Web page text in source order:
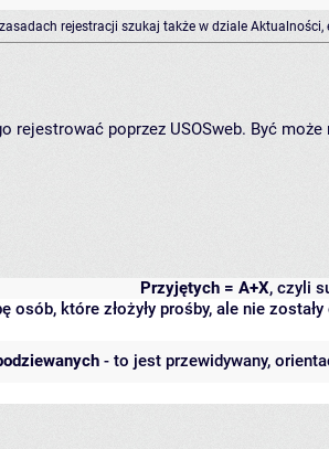
rejestracji szukaj także w dziale
poprzez USOSweb. Być może
Przyjętych = A+X, czyli
które złożyły prośby, ale nie
- to jest przewidywany,